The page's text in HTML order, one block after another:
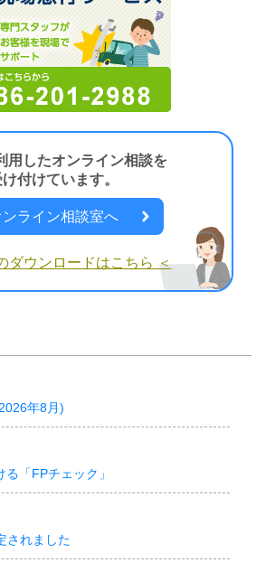
用したオンライン相談を
け付けています。
ンライン相談室へ
ダウンロードはこちら ＜
年8月)
「FPチェック」
されました